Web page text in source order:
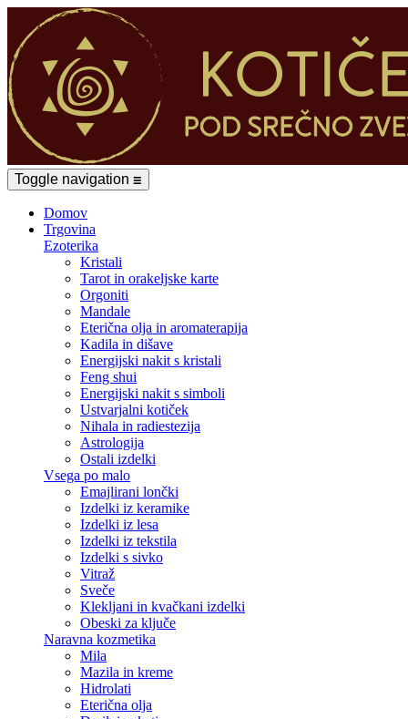
Toggle navigation ☰
Domov
Trgovina
Ezoterika
Kristali
Tarot in orakeljske karte
Orgoniti
Mandale
Eterična olja in aromaterapija
Kadila in dišave
Energijski nakit s kristali
Feng shui
Energijski nakit s simboli
Ustvarjalni kotiček
Nihala in radiestezija
Astrologija
Ostali izdelki
Vsega po malo
Emajlirani lončki
Izdelki iz keramike
Izdelki iz lesa
Izdelki iz tekstila
Izdelki s sivko
Vitraž
Sveče
Klekljani in kvačkani izdelki
Obeski za ključe
Naravna kozmetika
Mila
Mazila in kreme
Hidrolati
Eterična olja